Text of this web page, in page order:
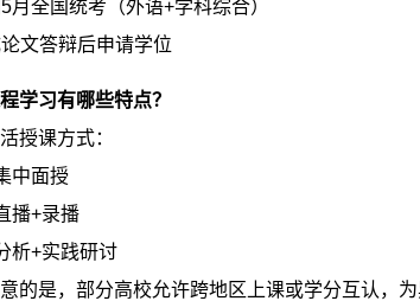
月全国统考（外语+学科综合）
文答辩后申请学位
学习有哪些特点？
授课方式：
中面授
播+录播
析+实践研讨
的是，部分高校允许跨地区上课或学分互认，为